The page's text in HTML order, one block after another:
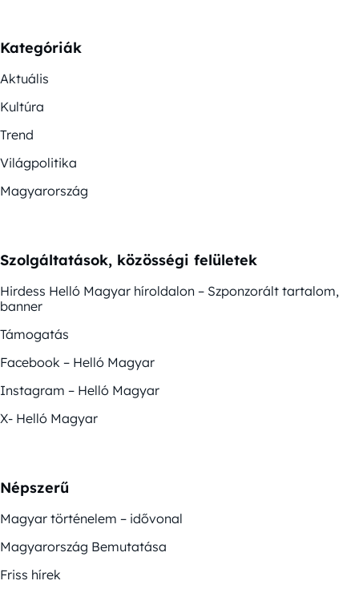
Kategóriák
Aktuális
Kultúra
Trend
Világpolitika
Magyarország
Szolgáltatások, közösségi felületek
Hirdess Helló Magyar híroldalon – Szponzorált tartalom,
banner
Támogatás
Facebook – Helló Magyar
Instagram – Helló Magyar
X- Helló Magyar
Népszerű
Magyar történelem – idővonal
Magyarország Bemutatása
Friss hírek